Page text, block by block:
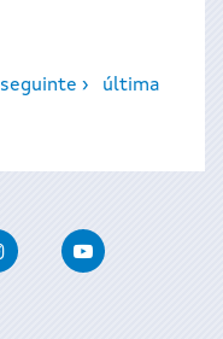
seguinte ›
última
InstagramYoutube